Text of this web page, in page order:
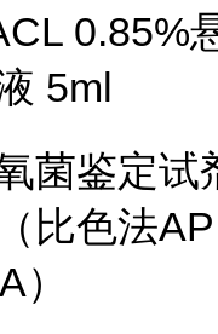
0.85%
5ml
菌鉴定试
比色法
）